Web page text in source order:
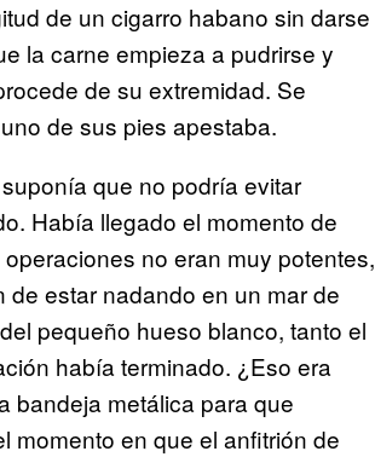
de un cigarro habano sin darse
la carne empieza a pudrirse y
de su extremidad. Se
de sus pies apestaba.
que no podría evitar
Había llegado el momento de
no eran muy potentes,
estar nadando en un mar de
pequeño hueso blanco, tanto el
había terminado. ¿Eso era
bandeja metálica para que
momento en que el anfitrión de